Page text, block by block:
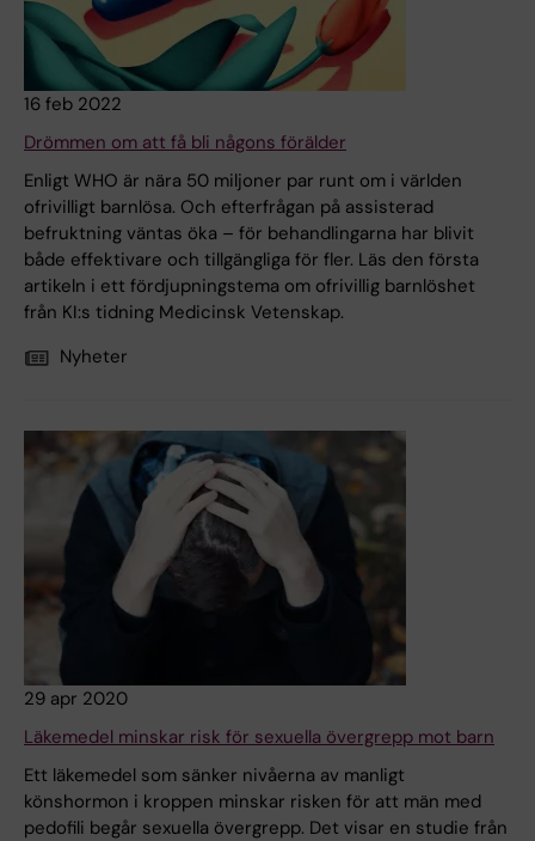
16 feb 2022
Drömmen om att få bli någons förälder
Enligt WHO är nära 50 miljoner par runt om i världen
ofrivilligt barnlösa. Och efterfrågan på assisterad
befruktning väntas öka – för behandlingarna har blivit
både effektivare och tillgängliga för fler. Läs den första
artikeln i ett fördjupningstema om ofrivillig barnlöshet
från KI:s tidning Medicinsk Vetenskap.
Nyheter
29 apr 2020
Läkemedel minskar risk för sexuella övergrepp mot barn
Ett läkemedel som sänker nivåerna av manligt
könshormon i kroppen minskar risken för att män med
pedofili begår sexuella övergrepp. Det visar en studie från